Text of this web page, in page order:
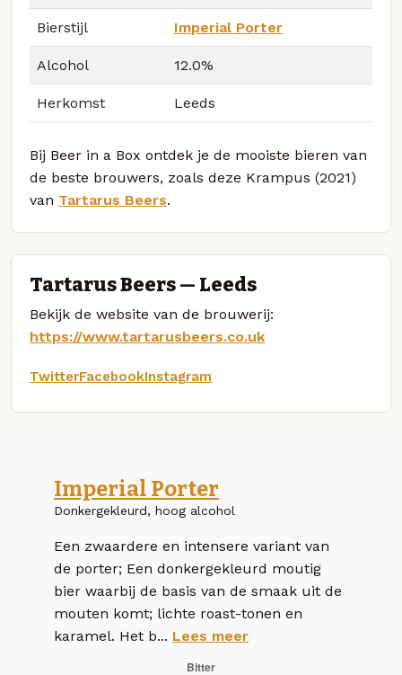
Bierstijl Imperial Porter
Alcohol 12.0%
Herkomst Leeds
Bij Beer in a Box ontdek je de mooiste bieren van
de beste brouwers, zoals deze Krampus (2021)
van Tartarus Beers.
Tartarus Beers — Leeds
Bekijk de website van de brouwerij:
https://www.tartarusbeers.co.uk
TwitterFacebookInstagram
Imperial Porter
Donkergekleurd, hoog alcohol
Een zwaardere en intensere variant van
de porter; Een donkergekleurd moutig
bier waarbij de basis van de smaak uit de
mouten komt; lichte roast-tonen en
karamel. Het b... Lees meer